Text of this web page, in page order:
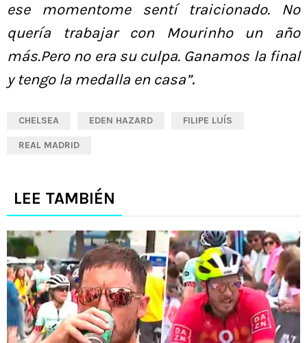
ese momentome sentí traicionado. No
quería trabajar con Mourinho un año
más.Pero no era su culpa. Ganamos la final
y tengo la medalla en casa”.
CHELSEA EDEN HAZARD FILIPE LUÍS
REAL MADRID
LEE TAMBIÉN